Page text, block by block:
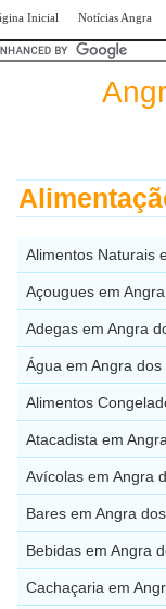
Inicial Notícias Angra
Alimentos Naturais
Açougues em
Adegas em Angra
Água em Angra dos
Alimentos
Atacadista em
Avícolas em Angra
Bares em Angra
Bebidas em Angra
Cachaçaria em